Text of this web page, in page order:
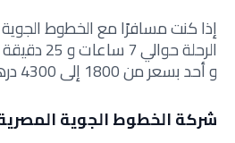
إذا كنت مسافرًا مع الخطوط
الرحلة
و أحد بسعر من 1800 إلى 4300 درهم مغربي.
شركة الخطوط الجوية